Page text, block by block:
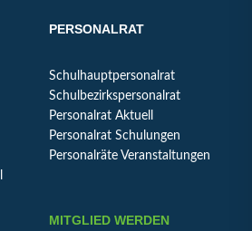
PERSONALRAT
Schulhauptpersonalrat
Schulbezirkspersonalrat
Personalrat Aktuell
Personalrat Schulungen
Personalräte Veranstaltungen
MITGLIED WERDEN